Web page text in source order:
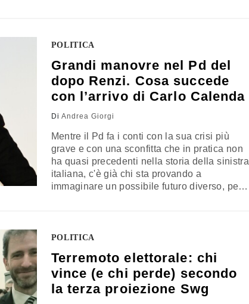
imprenditori - ne nascono a migliaia nel
POLITICA
Grandi manovre nel Pd del
dopo Renzi. Cosa succede
con l’arrivo di Carlo Calenda
Di Andrea Giorgi
Mentre il Pd fa i conti con la sua crisi più
grave e con una sconfitta che in pratica non
ha quasi precedenti nella storia della sinistra
italiana, c'è già chi sta provando a
immaginare un possibile futuro diverso, per il
nostro Paese,…
POLITICA
Terremoto elettorale: chi
vince (e chi perde) secondo
la terza proiezione Swg